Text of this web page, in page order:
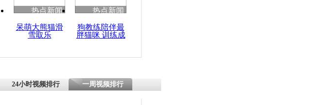
热点新闻
呆萌大熊猫滑
雪取乐
热点新闻
狗教练陪伴最
胖猫咪 训练成
24小时视频排行 一周视频排行